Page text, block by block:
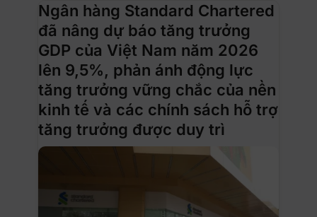
Ngân hàng Standard Chartered
đã nâng dự báo tăng trưởng
GDP của Việt Nam năm 2026
lên 9,5%, phản ánh động lực
tăng trưởng vững chắc của nền
kinh tế và các chính sách hỗ trợ
tăng trưởng được duy trì